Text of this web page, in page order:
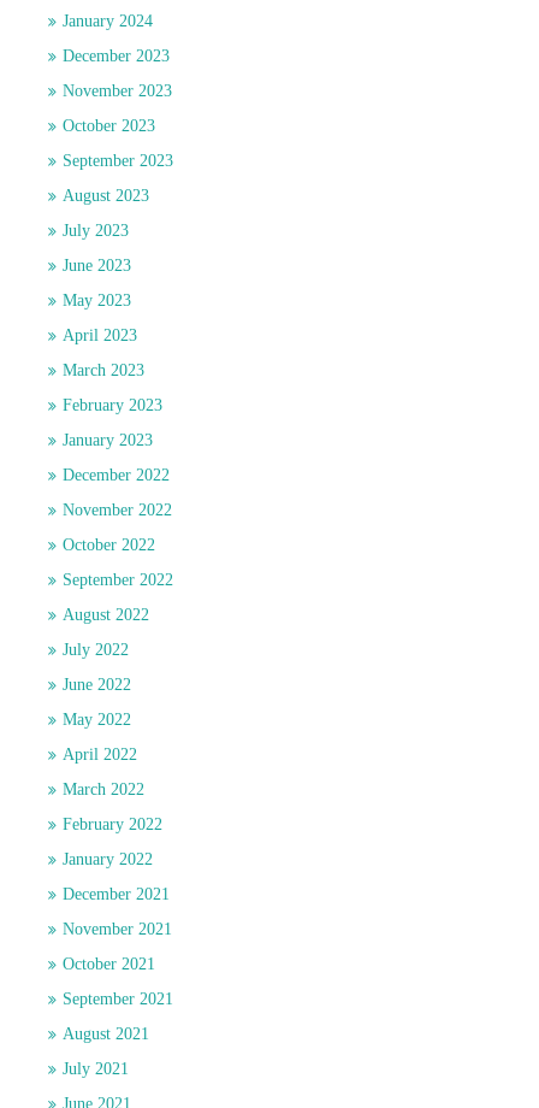
January 2024
December 2023
November 2023
October 2023
September 2023
August 2023
July 2023
June 2023
May 2023
April 2023
March 2023
February 2023
January 2023
December 2022
November 2022
October 2022
September 2022
August 2022
July 2022
June 2022
May 2022
April 2022
March 2022
February 2022
January 2022
December 2021
November 2021
October 2021
September 2021
August 2021
July 2021
June 2021